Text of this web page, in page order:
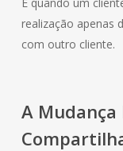
realização apenas
com outro cliente.
A Mudança